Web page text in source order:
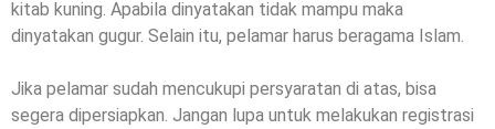
kitab kuning. Apabila dinyatakan tidak mampu maka
dinyatakan gugur. Selain itu, pelamar harus beragama Islam.
Jika pelamar sudah mencukupi persyaratan di atas, bisa
segera dipersiapkan. Jangan lupa untuk melakukan registrasi